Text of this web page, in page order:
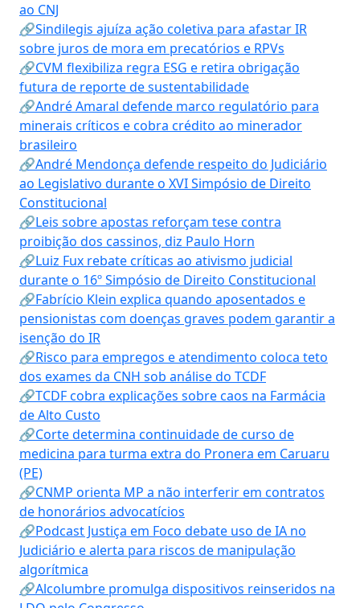
ao CNJ
🔗Sindilegis ajuíza ação coletiva para afastar IR
sobre juros de mora em precatórios e RPVs
🔗CVM flexibiliza regra ESG e retira obrigação
futura de reporte de sustentabilidade
🔗André Amaral defende marco regulatório para
minerais críticos e cobra crédito ao minerador
brasileiro
🔗André Mendonça defende respeito do Judiciário
ao Legislativo durante o XVI Simpósio de Direito
Constitucional
🔗Leis sobre apostas reforçam tese contra
proibição dos cassinos, diz Paulo Horn
🔗Luiz Fux rebate críticas ao ativismo judicial
durante o 16º Simpósio de Direito Constitucional
🔗Fabrício Klein explica quando aposentados e
pensionistas com doenças graves podem garantir a
isenção do IR
🔗Risco para empregos e atendimento coloca teto
dos exames da CNH sob análise do TCDF
🔗TCDF cobra explicações sobre caos na Farmácia
de Alto Custo
🔗Corte determina continuidade de curso de
medicina para turma extra do Pronera em Caruaru
(PE)
🔗CNMP orienta MP a não interferir em contratos
de honorários advocatícios
🔗Podcast Justiça em Foco debate uso de IA no
Judiciário e alerta para riscos de manipulação
algorítmica
🔗Alcolumbre promulga dispositivos reinseridos na